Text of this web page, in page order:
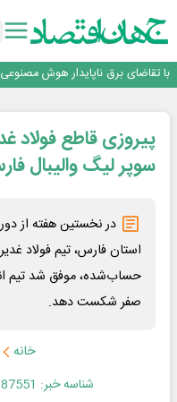
رگولاتوری: اعمال ضریب ۲.۷ برای اینترنت بین‌الملل صحت ندارد
با تقاضای برق ناپایدار هوش
اینوتکس امسال با مدل جدید
پیروزی قاطع فولاد
سوپر لیگ والیبال
در نخستین هفته از
استان فارس، تیم فولاد
صفر شکست دهد.
خانه
شناسه خبر: 187551